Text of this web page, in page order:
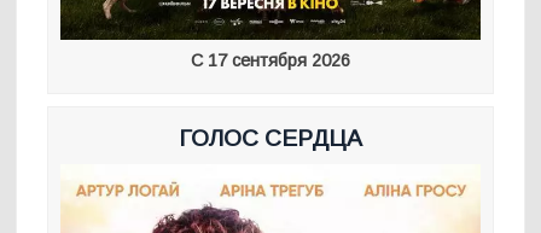
С 17 сентября 2026
ГОЛОС СЕРДЦА